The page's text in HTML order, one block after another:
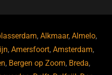
,Alkmaar,Almelo,
,Amersfoort,Amsterdam,
, Bergen op Zoom, Breda,